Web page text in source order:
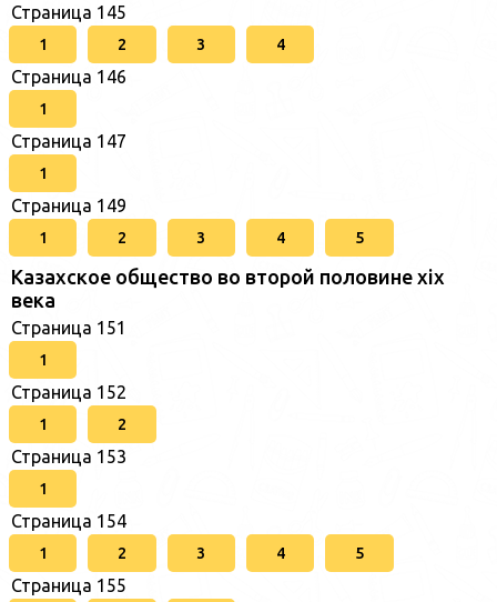
Страница 145
1 2 3 4
Страница 146
1
Страница 147
1
Страница 149
1 2 3 4 5
Казахское общество во второй половине хіх
века
Страница 151
1
Страница 152
1 2
Страница 153
1
Страница 154
1 2 3 4 5
Страница 155